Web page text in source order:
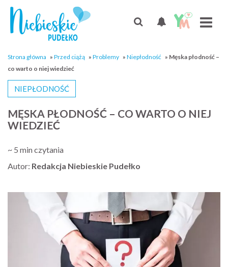
Strona główna » Przed ciążą » Problemy » Niepłodność » Męska płodność –
co warto o niej wiedzieć
MĘSKA PŁODNOŚĆ – CO WARTO O NIEJ
WIEDZIEĆ
NIEPŁODNOŚĆ
~ 5 min czytania
Autor: Redakcja Niebieskie Pudełko